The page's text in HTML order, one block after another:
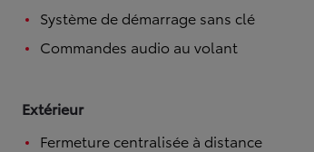
Système de démarrage sans clé
Commandes audio au volant
Extérieur
Fermeture centralisée à distance